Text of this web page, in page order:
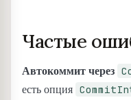
Частые
Автокоммит через
есть опция